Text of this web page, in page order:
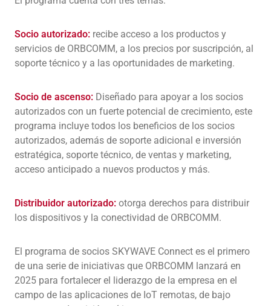
Socio autorizado: recibe acceso a los productos y
servicios de ORBCOMM, a los precios por suscripción, al
soporte técnico y a las oportunidades de marketing.
Socio de ascenso: Diseñado para apoyar a los socios
autorizados con un fuerte potencial de crecimiento, este
programa incluye todos los beneficios de los socios
autorizados, además de soporte adicional e inversión
estratégica, soporte técnico, de ventas y marketing,
acceso anticipado a nuevos productos y más.
Distribuidor autorizado: otorga derechos para distribuir
los dispositivos y la conectividad de ORBCOMM.
El programa de socios SKYWAVE Connect es el primero
de una serie de iniciativas que ORBCOMM lanzará en
2025 para fortalecer el liderazgo de la empresa en el
campo de las aplicaciones de IoT remotas, de bajo